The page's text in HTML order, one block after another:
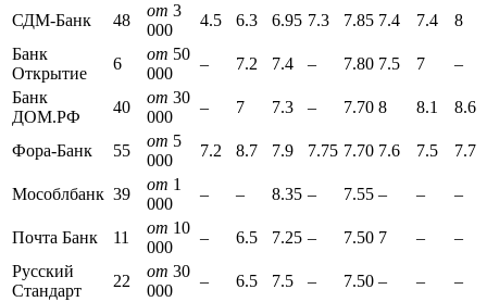
СДМ-Банк 48
от 3
000
4.5 6.3 6.95 7.3 7.85 7.4 7.4
8
Банк
Открытие
6
от 50
000
– 7.2 7.4 – 7.80 7.5 7
–
Банк
ДОМ.РФ
40
от 30
000
– 7 7.3 – 7.70 8 8.1 8.6
Фора-Банк 55
от 5
000
7.2 8.7 7.9 7.75 7.70 7.6 7.5 7.7
Мособлбанк 39
от 1
000
– – 8.35 – 7.55 – – –
Почта Банк 11
от 10
000
– 6.5 7.25 – 7.50 7 –
–
Русский
Стандарт
22
от 30
000
– 6.5 7.5 – 7.50 – – –